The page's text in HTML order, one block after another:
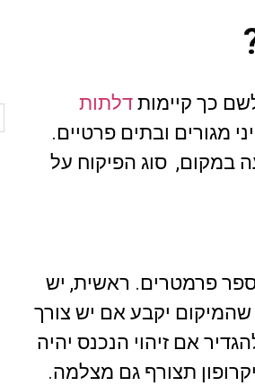
כך קיימותדלתות
מגורים ובתים פרטיים.
במקום, סוג הפיקוח על
פרמטרים. ראשית, יש
יקבע אם יש צורך
אם זיהוי הנכנס יהיה
תצורף גם מצלמה.
אנפון, שביצעה אצלנו התקנה של דלת
כניסה לבניין ותיבות דואר ברמה הגבוהה
ביותר.
קיבלתי שירות מצוין, מקצועי ואדיב לאורך
כל התהליך. העבודה בוצעה בצורה מדויקת,
קרא עוד